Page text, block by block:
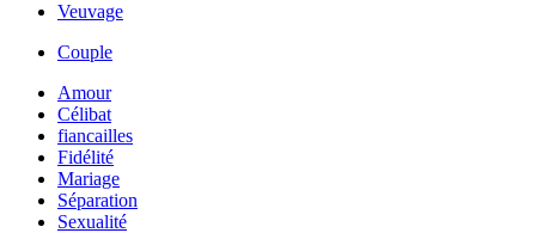
Veuvage
Couple
Amour
Célibat
fiancailles
Fidélité
Mariage
Séparation
Sexualité